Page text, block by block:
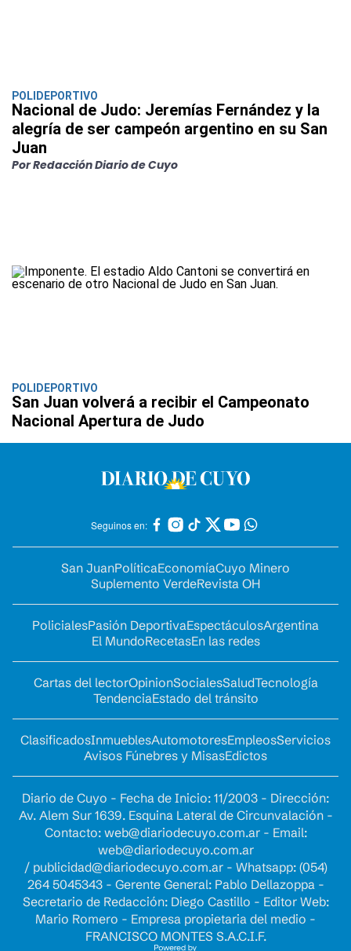
POLIDEPORTIVO
Nacional de Judo: Jeremías Fernández y la
alegría de ser campeón argentino en su San
Juan
Por Redacción Diario de Cuyo
POLIDEPORTIVO
San Juan volverá a recibir el Campeonato
Nacional Apertura de Judo
Seguinos en:
San JuanPolíticaEconomíaCuyo Minero
Suplemento VerdeRevista OH
PolicialesPasión DeportivaEspectáculosArgentina
El MundoRecetasEn las redes
Cartas del lectorOpinionSocialesSaludTecnología
TendenciaEstado del tránsito
ClasificadosInmueblesAutomotoresEmpleosServicios
Avisos Fúnebres y MisasEdictos
Diario de Cuyo - Fecha de Inicio: 11/2003 - Dirección:
Av. Alem Sur 1639. Esquina Lateral de Circunvalación -
Contacto: web@diariodecuyo.com.ar- Email:
web@diariodecuyo.com.ar
/ publicidad@diariodecuyo.com.ar- Whatsapp: (054)
264 5045343 - Gerente General: Pablo Dellazoppa -
Secretario de Redacción: Diego Castillo - Editor Web:
Mario Romero - Empresa propietaria del medio -
FRANCISCO MONTES S.A.C.I.F.